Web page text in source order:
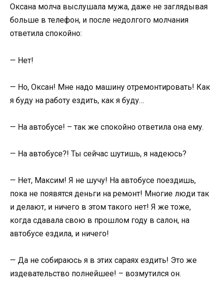
Оксана молча выслушала мужа, даже не заглядывая
больше в телефон, и после недолгого молчания
ответила спокойно:
— Нет!
— Но, Оксан! Мне надо машину отремонтировать! Как
я буду на работу ездить, как я буду…
— На автобусе! – так же спокойно ответила она ему.
— На автобусе?! Ты сейчас шутишь, я надеюсь?
— Нет, Максим! Я не шучу! На автобусе поездишь,
пока не появятся деньги на ремонт! Многие люди так
и делают, и ничего в этом такого нет! Я же тоже,
когда сдавала свою в прошлом году в салон, на
автобусе ездила, и ничего!
— Да не собираюсь я в этих сараях ездить! Это же
издевательство полнейшее! – возмутился он.